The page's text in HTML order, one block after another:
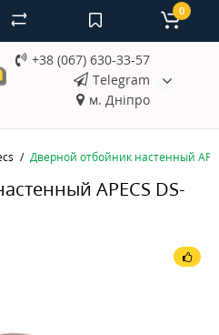
+38 (067) 630-33-57
Telegram
м. Дніпро
0
Дверной отбойник настенный
APECS DS-